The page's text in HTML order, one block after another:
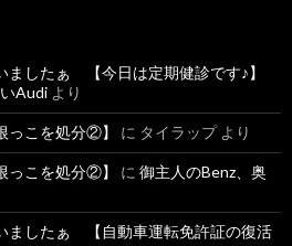
ましたぁ 【今日は定期健診です♪】
Audi より
っこを処分②】 に タイラップより
っこを処分②】 に 御主人のBenz、奥
ましたぁ 【自動車運転免許証の復活